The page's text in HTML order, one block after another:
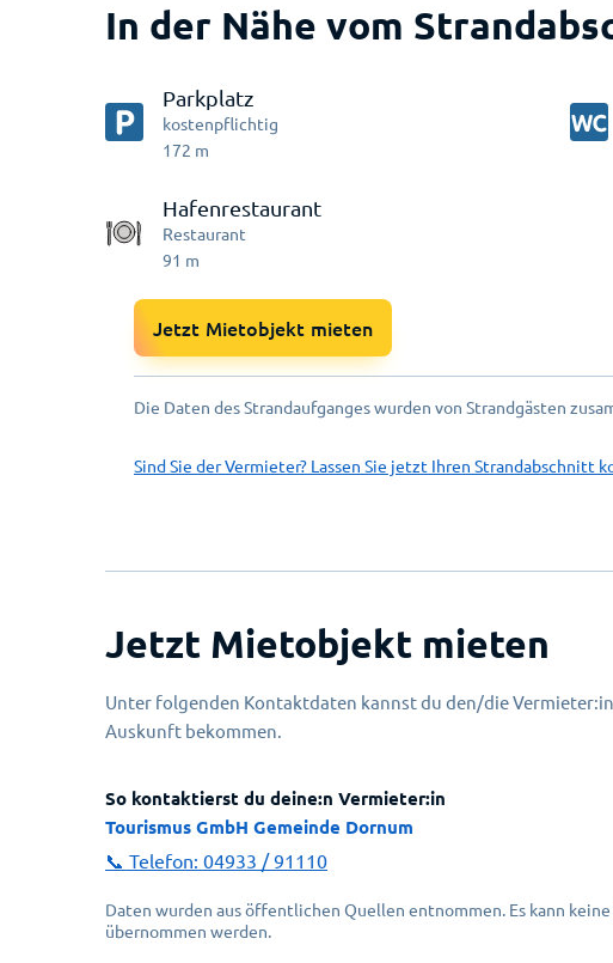
In der Nähe vom
Parkplatz
kostenpflichtig
172 m
Hafenrestaurant
Restaurant
91 m
Jetzt Mietobjekt mieten
Die Daten des Strandaufganges wurden von Strandgästen
Sind Sie der Vermieter? Lassen Sie jetzt Ihren Strandabschnitt
Jetzt Mietobjekt mieten
Unter folgenden Kontaktdaten kannst du den/die
Auskunft bekommen.
So kontaktierst du deine:n Vermieter:in
Tourismus GmbH Gemeinde Dornum
📞 Telefon: 04933 / 91110
Daten wurden aus öffentlichen Quellen entnommen. Es kann
übernommen werden.